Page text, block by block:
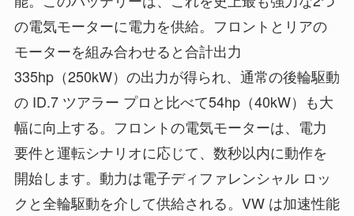
の電気モーターに電力を供給。フロントとリアの
モーターを組み合わせると合計出力
335hp（250kW）の出力が得られ、通常の後輪駆動
の ID.7 ツアラー プロと比べて54hp（40kW）も大
幅に向上する。フロントの電気モーターは、電力
要件と運転シナリオに応じて、数秒以内に動作を
開始します。動力は電子ディファレンシャル ロッ
クと全輪駆動を介して供給される。VW は加速性能